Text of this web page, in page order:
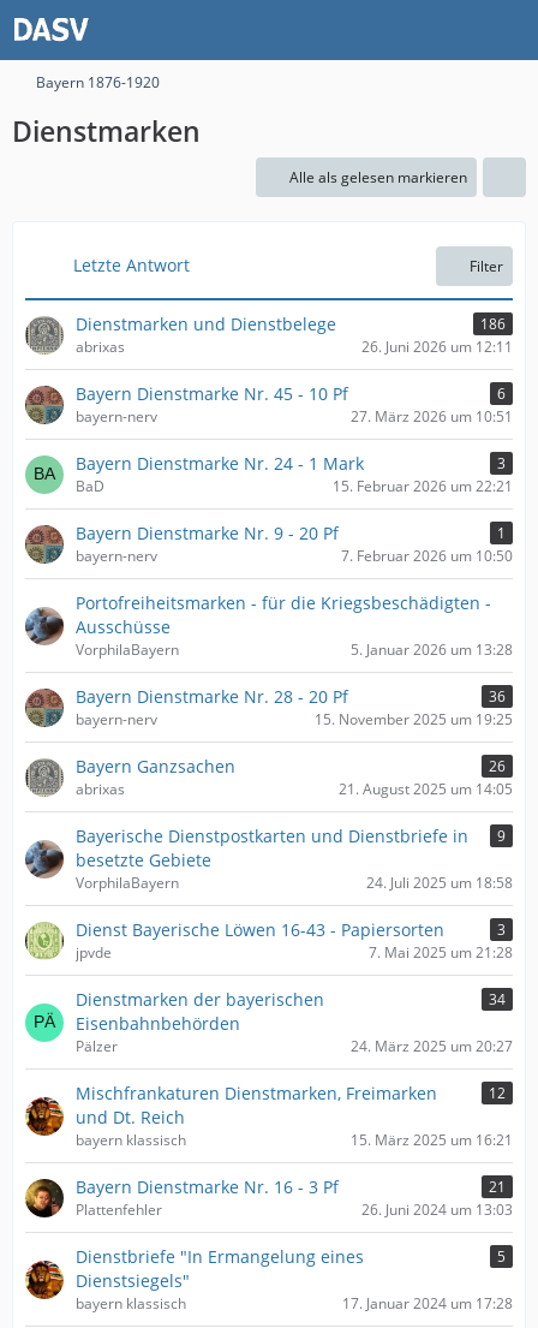
Bayern 1876-1920
Dienstmarken
Alle als gelesen markieren
Letzte Antwort Filter
Dienstmarken und Dienstbelege
186
abrixas
26. Juni 2026 um 12:11
Bayern Dienstmarke Nr. 45 - 10 Pf
6
bayern-nerv
27. März 2026 um 10:51
Bayern Dienstmarke Nr. 24 - 1 Mark
3
BaD
15. Februar 2026 um 22:21
Bayern Dienstmarke Nr. 9 - 20 Pf
1
bayern-nerv
7. Februar 2026 um 10:50
Portofreiheitsmarken - für die Kriegsbeschädigten -
Ausschüsse
VorphilaBayern 5. Januar 2026 um 13:28
Bayern Dienstmarke Nr. 28 - 20 Pf
36
bayern-nerv
15. November 2025 um 19:25
Bayern Ganzsachen
26
abrixas
21. August 2025 um 14:05
Bayerische Dienstpostkarten und Dienstbriefe in
besetzte Gebiete
9
VorphilaBayern 24. Juli 2025 um 18:58
Dienst Bayerische Löwen 16-43 - Papiersorten
3
jpvde
7. Mai 2025 um 21:28
Dienstmarken der bayerischen
Eisenbahnbehörden
34
Pälzer 24. März 2025 um 20:27
Mischfrankaturen Dienstmarken, Freimarken
und Dt. Reich
12
bayern klassisch 15. März 2025 um 16:21
Bayern Dienstmarke Nr. 16 - 3 Pf
21
Plattenfehler
26. Juni 2024 um 13:03
Dienstbriefe "In Ermangelung eines
Dienstsiegels"
5
bayern klassisch 17. Januar 2024 um 17:28